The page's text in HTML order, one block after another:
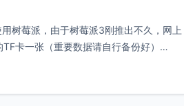
树莓派，由于树莓派3刚推出不久，网上